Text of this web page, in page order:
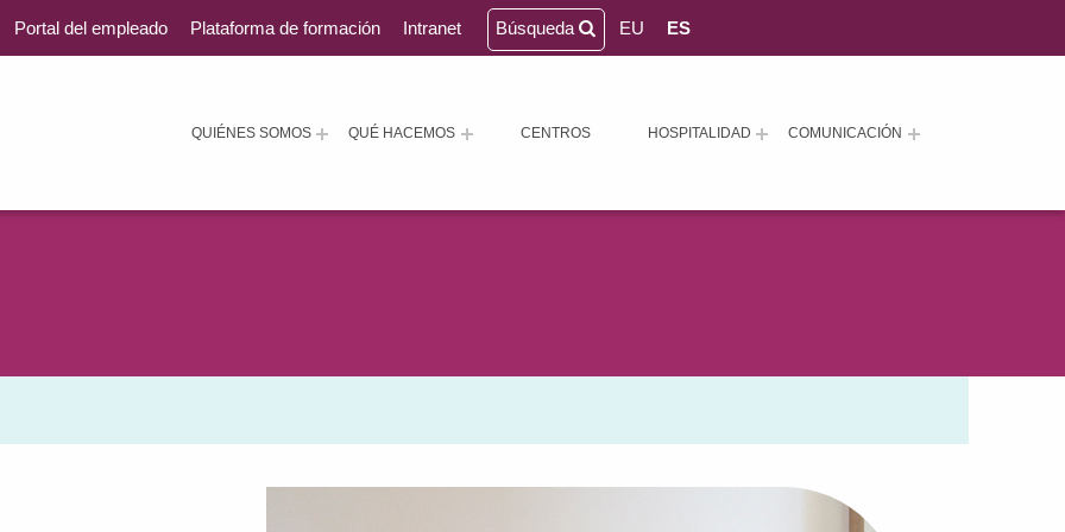
QUIÉNES SOMOS QUÉ HACEMOS CENTROS HOSPITALIDAD COMUNICACIÓN
Portal del empleado Plataforma de formación Intranet Búsqueda EU ES